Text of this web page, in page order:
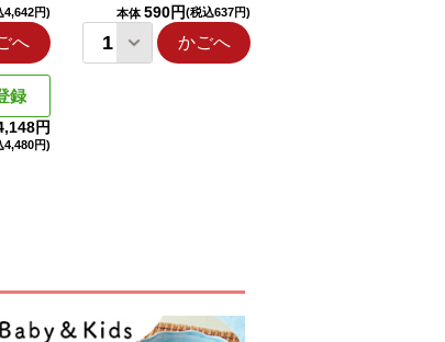
4,642円)
へ
録
円
4,480円)
本体 590円(税込637円)
かごへ